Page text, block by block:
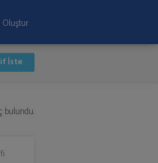
Oluştur
İste
bulundu.